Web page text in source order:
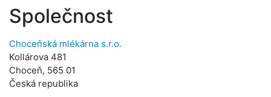
Společnost
Choceňská mlékárna s.r.o.
Kollárova 481
Choceň, 565 01
Česká republika